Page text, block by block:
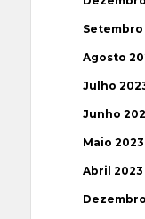
Setembro
Agosto
Julho
Junho
Maio 2023
Abril 2023